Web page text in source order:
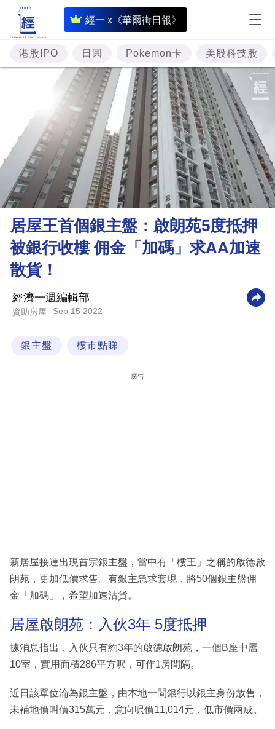
經一 x《華爾街日報》
即
時
財
經
題
資
樓
理
財
商
科
技
場
港股IPO 日圓 Pokemon卡 美股科技股
居屋王首個銀主盤：啟朗苑5度抵押
被銀行收樓 佣金「加碼」求AA加速
散貨！
經濟一週編輯部
資助房屋 Sep 15 2022
銀主盤 樓市點睇
廣告
新居屋接連出現首宗銀主盤，當中有「樓王」之稱的啟德啟
朗苑，更加低價求售。有銀主急求套現，將50個銀主盤佣
金「加碼」，希望加速沽貨。
居屋啟朗苑：入伙3年 5度抵押
據消息指出，入伙只有約3年的啟德啟朗苑，一個B座中層
10室，實用面積286平方呎，可作1房間隔。
近日該單位淪為銀主盤，由本地一間銀行以銀主身份放售，
未補地價叫價315萬元，意向呎價11,014元，低市價兩成。